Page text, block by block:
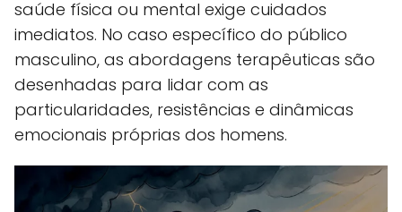
saúde física ou mental exige cuidados
imediatos. No caso específico do público
masculino, as abordagens terapêuticas são
desenhadas para lidar com as
particularidades, resistências e dinâmicas
emocionais próprias dos homens.